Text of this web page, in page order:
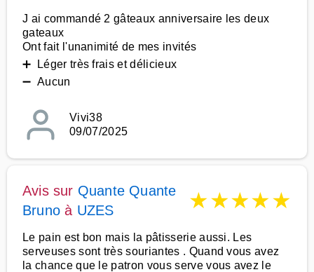
J ai commandé 2 gâteaux anniversaire les deux
gateaux
Ont fait l'unanimité de mes invités
➕ Léger très frais et délicieux
➖ Aucun
Vivi38
09/07/2025
Avis sur Quante Quante
Bruno à UZES ★★★★★
Le pain est bon mais la pâtisserie aussi. Les
serveuses sont très souriantes . Quand vous avez
la chance que le patron vous serve vous avez le